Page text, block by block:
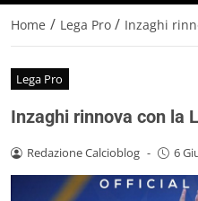
Home / Lega Pro / Inzaghi
Lega Pro
Inzaghi rinnova con la
Redazione Calcioblog - 6